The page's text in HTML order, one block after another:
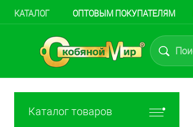
КАТАЛОГ ОПТОВЫМ ПОКУПАТЕЛЯМ
Каталог товаров